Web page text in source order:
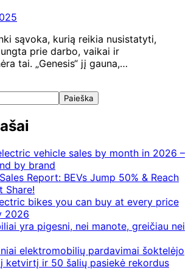
sąvoka, kurią reikia nusistatyti,
prie darbo, vaikai ir
tai. „Genesis“ jį gauna,…
Paieška
vehicle sales by month in 2026 –
by brand
Report: BEVs Jump 50% & Reach
Share!
bikes you can buy at every price
2026
yra pigesni, nei manote, greičiau nei
elektromobilių pardavimai šoktelėjo
ketvirtį ir 50 šalių pasiekė rekordus